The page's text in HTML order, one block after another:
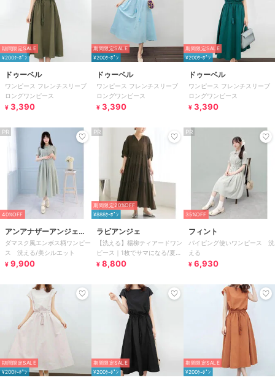
期間限定SALE
¥200ｸｰﾎﾟﾝ
ドゥーベル
ワンピース フレンチスリーブ
ロングワンピース
¥ 3,390
期間限定SALE
¥200ｸｰﾎﾟﾝ
ドゥーベル
ワンピース フレンチスリーブ
ロングワンピース
¥ 3,390
期間限定SALE
¥200ｸｰﾎﾟﾝ
ドゥーベル
ワンピース フレンチスリーブ
ロングワンピース
¥ 3,390
PR
40%OFF
アンアナザーアンジェラ
ス
ダマスク風エンボス柄ワンピー
ス 洗える/美シルエット
¥ 9,900
PR
期間限定20%OFF
¥888ｸｰﾎﾟﾝ
ラビアンジェ
【洗える】楊柳ティアードワン
ピース｜1枚でサマになる/夏ワ
ンピ/ロング丈/涼感/体型カバ
¥ 8,800
PR
35%OFF
フィント
パイピング使いワンピース 洗
える
¥ 6,930
期間限定SALE
¥200ｸｰﾎﾟﾝ
期間限定SALE
¥200ｸｰﾎﾟﾝ
期間限定SALE
¥200ｸｰﾎﾟﾝ